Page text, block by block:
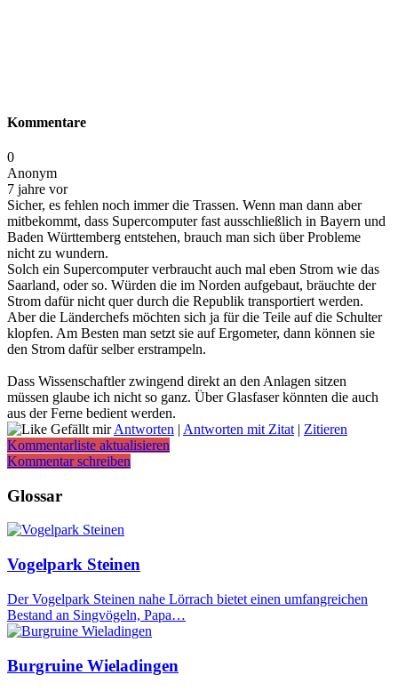
Kommentare
0
Anonym
7 jahre vor
Sicher, es fehlen noch immer die Trassen. Wenn man dann aber
mitbekommt, dass Supercomputer fast ausschließlich in Bayern und
Baden Württemberg entstehen, brauch man sich über Probleme
nicht zu wundern.
Solch ein Supercomputer verbraucht auch mal eben Strom wie das
Saarland, oder so. Würden die im Norden aufgebaut, bräuchte der
Strom dafür nicht quer durch die Republik transportiert werden.
Aber die Länderchefs möchten sich ja für die Teile auf die Schulter
klopfen. Am Besten man setzt sie auf Ergometer, dann können sie
den Strom dafür selber erstrampeln.
Dass Wissenschaftler zwingend direkt an den Anlagen sitzen
müssen glaube ich nicht so ganz. Über Glasfaser könnten die auch
aus der Ferne bedient werden.
Gefällt mirAntworten | Antworten mit Zitat | Zitieren
Kommentarliste aktualisieren
Kommentar schreiben
Glossar
Vogelpark Steinen
Der Vogelpark Steinen nahe Lörrach bietet einen umfangreichen
Bestand an Singvögeln, Papa…
Burgruine Wieladingen